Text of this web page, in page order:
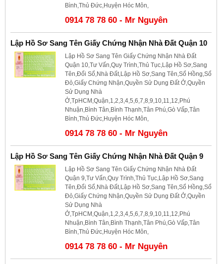
Bình,Thủ Đức,Huyện Hóc Môn,
0914 78 78 60 - Mr Nguyên
Lập Hồ Sơ Sang Tên Giấy Chứng Nhận Nhà Đất Quận 10
Lập Hồ Sơ Sang Tên Giấy Chứng Nhận Nhà Đất
Quận 10,Tư Vấn,Quy Trình,Thủ Tục,Lập Hồ Sơ,Sang
Tên,Đổi Sổ,Nhà Đất,Lập Hồ Sơ,Sang Tên,Sổ Hồng,Sổ
Đỏ,Giấy Chứng Nhận,Quyền Sử Dụng Đất Ở,Quyền
Sử Dụng Nhà
Ở,TpHCM,Quận,1,2,3,4,5,6,7,8,9,10,11,12,Phú
Nhuận,Bình Tân,Bình Thạnh,Tân Phú,Gò Vấp,Tân
Bình,Thủ Đức,Huyện Hóc Môn,
0914 78 78 60 - Mr Nguyên
Lập Hồ Sơ Sang Tên Giấy Chứng Nhận Nhà Đất Quận 9
Lập Hồ Sơ Sang Tên Giấy Chứng Nhận Nhà Đất
Quận 9,Tư Vấn,Quy Trình,Thủ Tục,Lập Hồ Sơ,Sang
Tên,Đổi Sổ,Nhà Đất,Lập Hồ Sơ,Sang Tên,Sổ Hồng,Sổ
Đỏ,Giấy Chứng Nhận,Quyền Sử Dụng Đất Ở,Quyền
Sử Dụng Nhà
Ở,TpHCM,Quận,1,2,3,4,5,6,7,8,9,10,11,12,Phú
Nhuận,Bình Tân,Bình Thạnh,Tân Phú,Gò Vấp,Tân
Bình,Thủ Đức,Huyện Hóc Môn,
0914 78 78 60 - Mr Nguyên